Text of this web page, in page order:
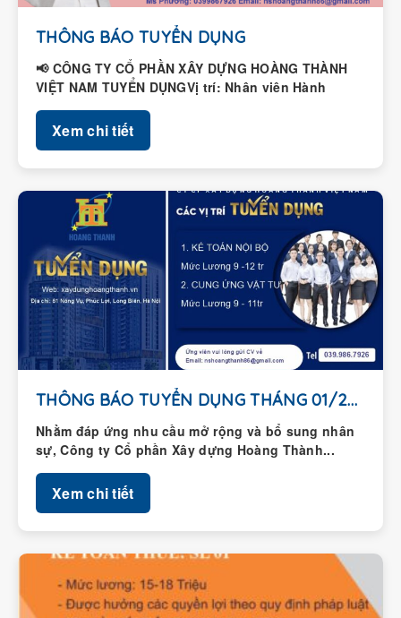
THÔNG BÁO TUYỂN DỤNG
📢 CÔNG TY CỔ PHẦN XÂY DỰNG HOÀNG THÀNH
VIỆT NAM TUYỂN DỤNGVị trí: Nhân viên Hành
chính – Nhân...
Xem chi tiết
THÔNG BÁO TUYỂN DỤNG THÁNG 01/2026
Nhằm đáp ứng nhu cầu mở rộng và bổ sung nhân
sự, Công ty Cổ phần Xây dựng Hoàng Thành...
Xem chi tiết